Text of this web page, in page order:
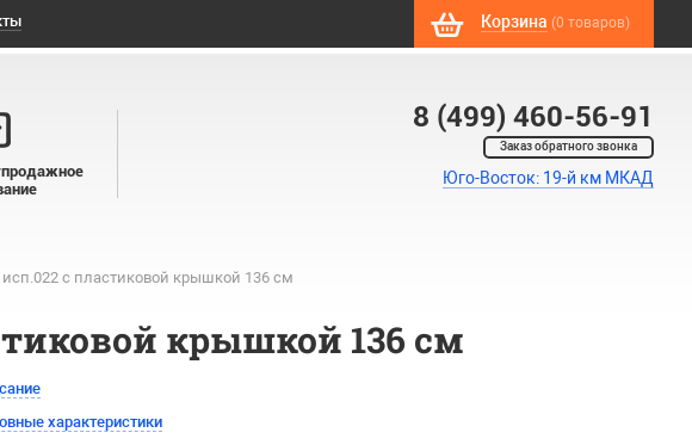
Корзина (0 товаров)
8 (499) 460-56-91
Заказ обратного звонка
Юго-Восток: 19-й км МКАД
с пластиковой крышкой 136 см
крышкой 136 см
характеристики